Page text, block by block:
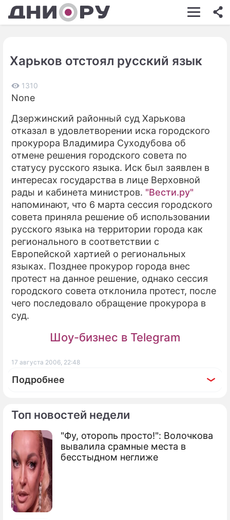
ШОУ-БИЗНЕС
КИНО
ЭКОНОМИКА
ПРОИСШЕСТВИЯ
СОННИК
СТИЛЬ ЖИЗНИ
СЕРИАЛЫ
ИГРЫ
ПРЕСС-РЕЛИЗЫ
О ПРОЕКТЕ
Топ новостей недели
"Фу, оторопь просто!": Волочкова
вывалила срамные места в
бесстыдном неглиже
Харьков отстоял русский язык
1310
None
Дзержинский районный суд Харькова
отказал в удовлетворении иска городского
прокурора Владимира Суходубова об
отмене решения городского совета по
статусу русского языка. Иск был заявлен в
интересах государства в лице Верховной
рады и кабинета министров. "Вести.ру"
напоминают, что 6 марта сессия городского
совета приняла решение об использовании
русского языка на территории города как
регионального в соответствии с
Европейской хартией о региональных
языках. Позднее прокурор города внес
протест на данное решение, однако сессия
городского совета отклонила протест, после
чего последовало обращение прокурора в
суд.
Шоу-бизнес в Telegram
17 августа 2006, 22:48
Подробнее